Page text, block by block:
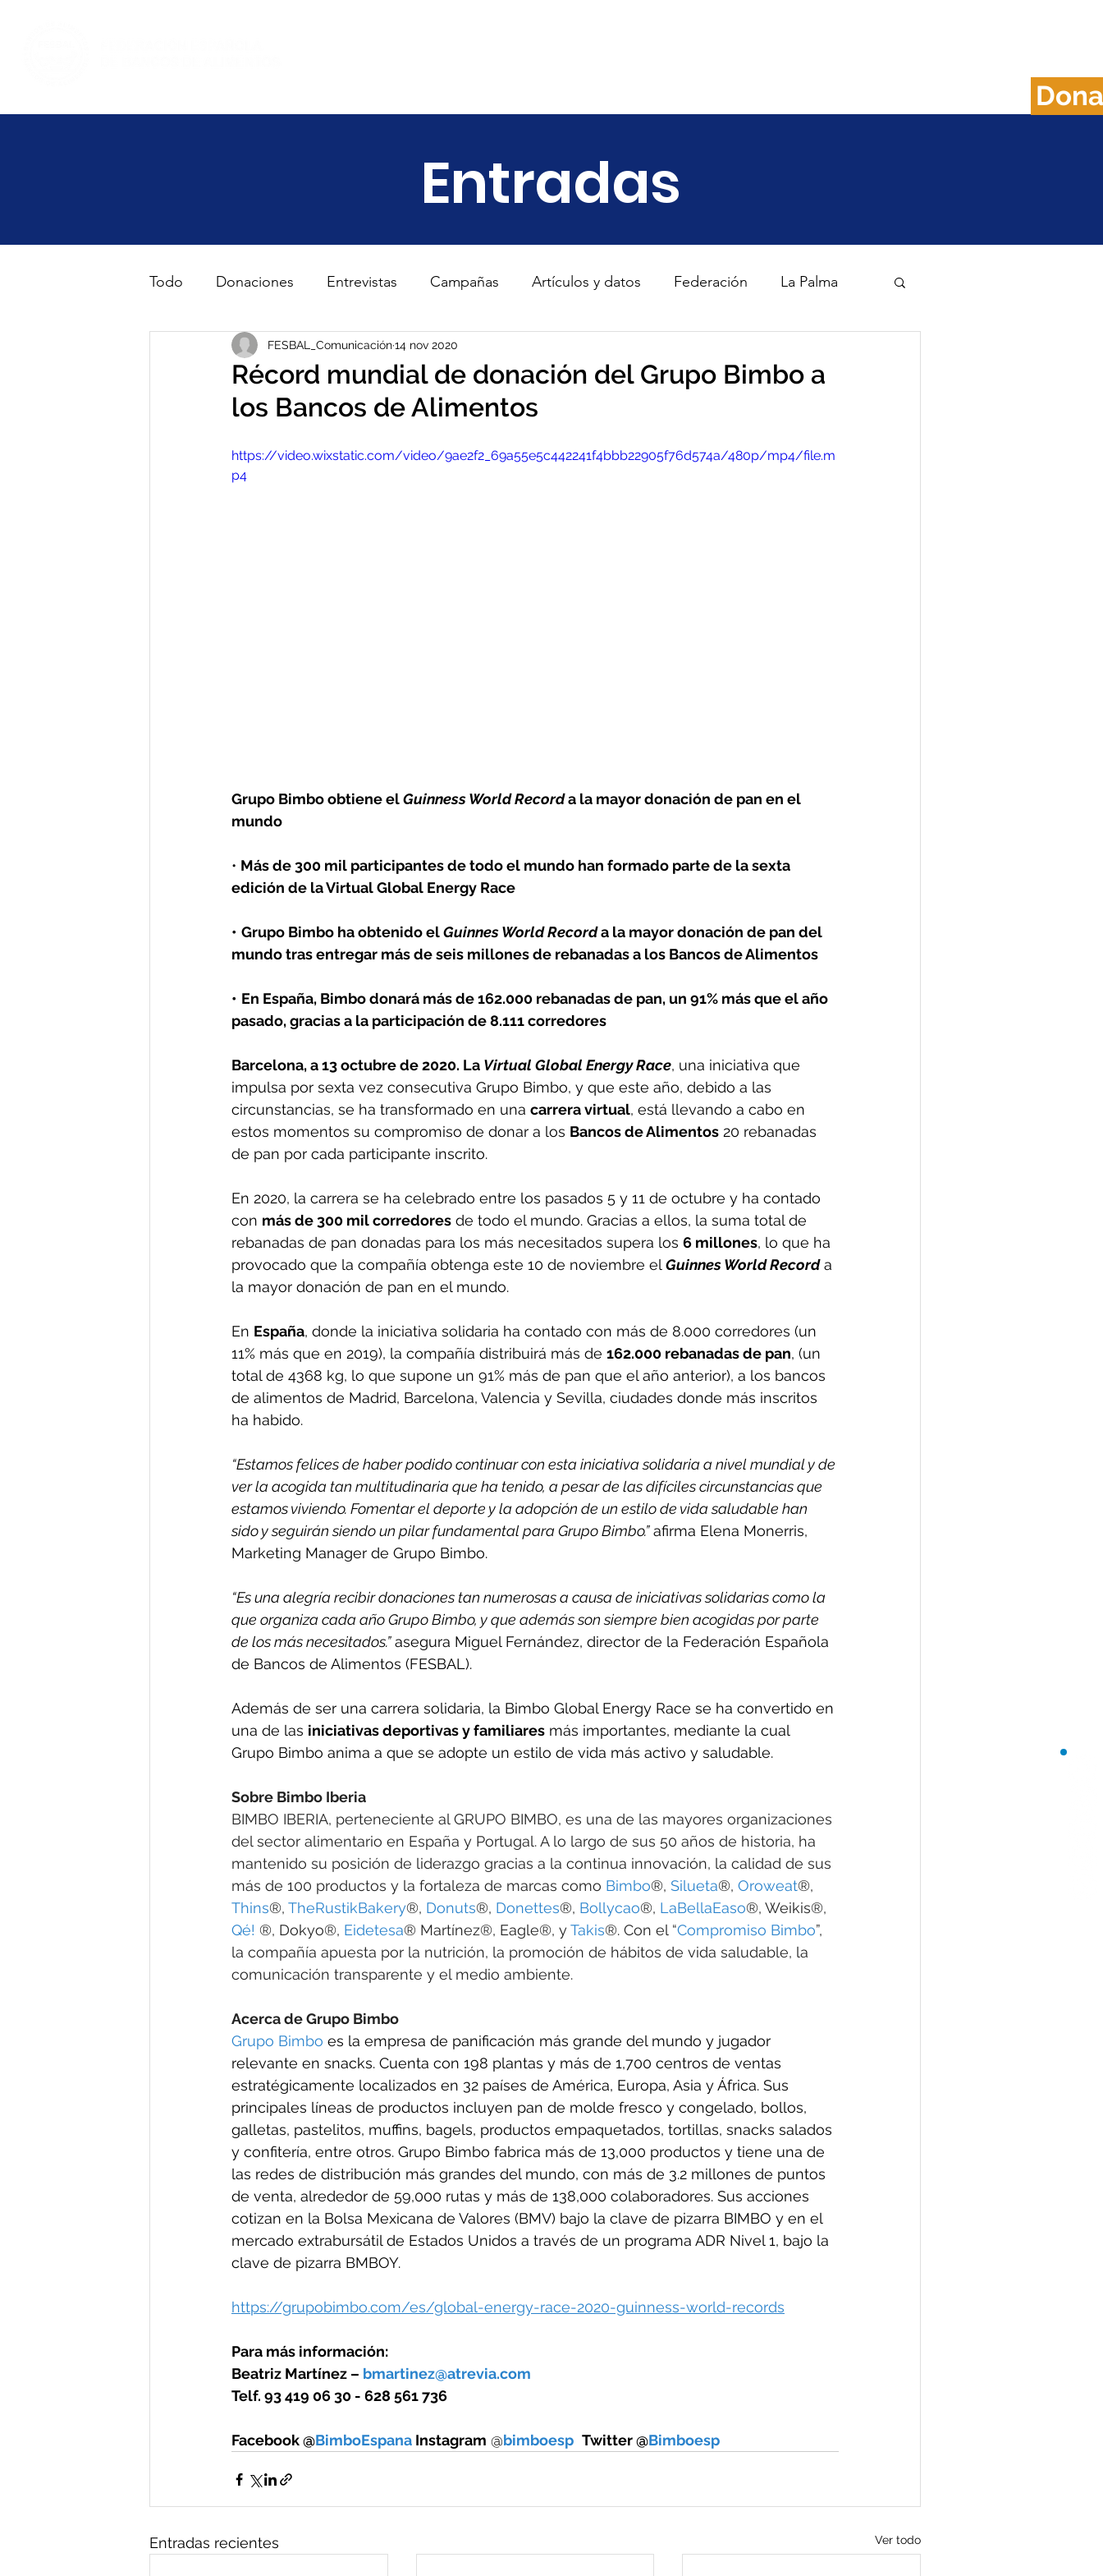
Dona
Entradas
Todo Donaciones Entrevistas Campañas Artículos y datos Federación La Palma
Gran Recogida de Alimentos TodosConUcrania
Récord mundial de donación del Grupo Bimbo a
los Bancos de Alimentos
FESBAL_Comunicación14 nov 2020
https://video.wixstatic.com/video/9ae2f2_69a55e5c442241f4bbb22905f76d574a/480p/mp4/file.m
p4
Grupo Bimbo obtiene el Guinness World Record a la mayor donación de pan en el
mundo
• Más de 300 mil participantes de todo el mundo han formado parte de la sexta
edición de la Virtual Global Energy Race
• Grupo Bimbo ha obtenido el Guinnes World Record a la mayor donación de pan del
mundo tras entregar más de seis millones de rebanadas a los Bancos de Alimentos
• En España, Bimbo donará más de 162.000 rebanadas de pan, un 91% más que el año
pasado, gracias a la participación de 8.111 corredores
Barcelona, a 13 octubre de 2020. La Virtual Global Energy Race, una iniciativa que
impulsa por sexta vez consecutiva Grupo Bimbo, y que este año, debido a las
circunstancias, se ha transformado en una carrera virtual, está llevando a cabo en
estos momentos su compromiso de donar a los Bancos de Alimentos 20 rebanadas
de pan por cada participante inscrito.
En 2020, la carrera se ha celebrado entre los pasados 5 y 11 de octubre y ha contado
con más de 300 mil corredores de todo el mundo. Gracias a ellos, la suma total de
rebanadas de pan donadas para los más necesitados supera los 6 millones, lo que ha
provocado que la compañía obtenga este 10 de noviembre el Guinnes World Record a
la mayor donación de pan en el mundo.
En España, donde la iniciativa solidaria ha contado con más de 8.000 corredores (un
11% más que en 2019), la compañía distribuirá más de 162.000 rebanadas de pan, (un
total de 4368 kg, lo que supone un 91% más de pan que el año anterior), a los bancos
de alimentos de Madrid, Barcelona, Valencia y Sevilla, ciudades donde más inscritos
ha habido.
“Estamos felices de haber podido continuar con esta iniciativa solidaria a nivel mundial y de
ver la acogida tan multitudinaria que ha tenido, a pesar de las difíciles circunstancias que
estamos viviendo. Fomentar el deporte y la adopción de un estilo de vida saludable han
sido y seguirán siendo un pilar fundamental para Grupo Bimbo.” afirma Elena Monerris,
Marketing Manager de Grupo Bimbo.
“Es una alegría recibir donaciones tan numerosas a causa de iniciativas solidarias como la
que organiza cada año Grupo Bimbo, y que además son siempre bien acogidas por parte
de los más necesitados.” asegura Miguel Fernández, director de la Federación Española
de Bancos de Alimentos (FESBAL).
Además de ser una carrera solidaria, la Bimbo Global Energy Race se ha convertido en
una de las iniciativas deportivas y familiares más importantes, mediante la cual
Grupo Bimbo anima a que se adopte un estilo de vida más activo y saludable.
Sobre Bimbo Iberia
BIMBO IBERIA, perteneciente al GRUPO BIMBO, es una de las mayores organizaciones
del sector alimentario en España y Portugal. A lo largo de sus 50 años de historia, ha
mantenido su posición de liderazgo gracias a la continua innovación, la calidad de sus
más de 100 productos y la fortaleza de marcas como Bimbo®, Silueta®, Oroweat®,
Thins®, TheRustikBakery®, Donuts®, Donettes®, Bollycao®, LaBellaEaso®, Weikis®,
Qé! ®, Dokyo®, Eidetesa® Martínez®, Eagle®, y Takis®. Con el “Compromiso Bimbo”,
la compañía apuesta por la nutrición, la promoción de hábitos de vida saludable, la
comunicación transparente y el medio ambiente.
Acerca de Grupo Bimbo
Grupo Bimbo es la empresa de panificación más grande del mundo y jugador
relevante en snacks. Cuenta con 198 plantas y más de 1,700 centros de ventas
estratégicamente localizados en 32 países de América, Europa, Asia y África. Sus
principales líneas de productos incluyen pan de molde fresco y congelado, bollos,
galletas, pastelitos, muffins, bagels, productos empaquetados, tortillas, snacks salados
y confitería, entre otros. Grupo Bimbo fabrica más de 13,000 productos y tiene una de
las redes de distribución más grandes del mundo, con más de 3.2 millones de puntos
de venta, alrededor de 59,000 rutas y más de 138,000 colaboradores. Sus acciones
cotizan en la Bolsa Mexicana de Valores (BMV) bajo la clave de pizarra BIMBO y en el
mercado extrabursátil de Estados Unidos a través de un programa ADR Nivel 1, bajo la
clave de pizarra BMBOY.
https://grupobimbo.com/es/global-energy-race-2020-guinness-world-records
Para más información:
Beatriz Martínez – bmartinez@atrevia.com
Telf. 93 419 06 30 - 628 561 736
Facebook @BimboEspana Instagram @bimboesp Twitter @Bimboesp
Entradas recientes Ver todo